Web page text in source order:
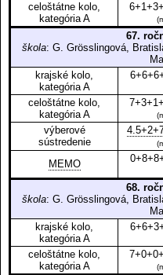
celoštátne kolo,
kategória A
67.
škola: G. Grösslingová,
krajské kolo,
kategória A
celoštátne kolo,
kategória A
výberové
sústredenie
MEMO
68.
škola: G. Grösslingová,
krajské kolo,
kategória A
celoštátne kolo,
kategória A